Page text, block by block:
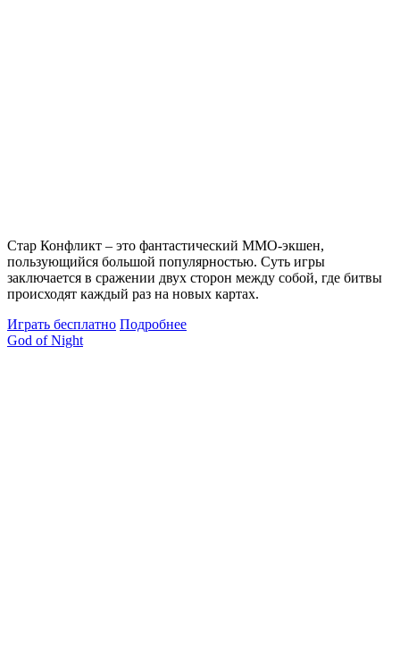
Стар Конфликт – это фантастический MMO-экшен,
пользующийся большой популярностью. Суть игры
заключается в сражении двух сторон между собой, где битвы
происходят каждый раз на новых картах.
Играть бесплатно Подробнее
God of Night